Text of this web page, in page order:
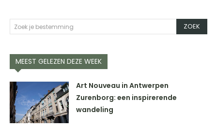
Zoek je bestemming ZOEK
MEEST GELEZEN DEZE WEEK
Art Nouveau in Antwerpen
Zurenborg: een inspirerende
wandeling